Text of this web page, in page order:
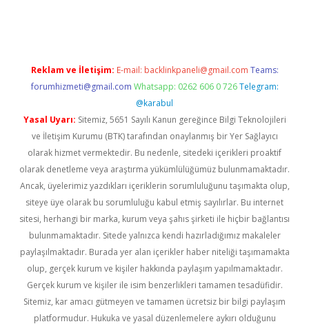
Reklam ve İletişim: E-mail: backlinkpaneli@gmail.com Teams:
forumhizmeti@gmail.com Whatsapp: 0262 606 0 726 Telegram:
@karabul
Yasal Uyarı: Sitemiz, 5651 Sayılı Kanun gereğince Bilgi Teknolojileri
ve İletişim Kurumu (BTK) tarafından onaylanmış bir Yer Sağlayıcı
olarak hizmet vermektedir. Bu nedenle, sitedeki içerikleri proaktif
olarak denetleme veya araştırma yükümlülüğümüz bulunmamaktadır.
Ancak, üyelerimiz yazdıkları içeriklerin sorumluluğunu taşımakta olup,
siteye üye olarak bu sorumluluğu kabul etmiş sayılırlar. Bu internet
sitesi, herhangi bir marka, kurum veya şahıs şirketi ile hiçbir bağlantısı
bulunmamaktadır. Sitede yalnızca kendi hazırladığımız makaleler
paylaşılmaktadır. Burada yer alan içerikler haber niteliği taşımamakta
olup, gerçek kurum ve kişiler hakkında paylaşım yapılmamaktadır.
Gerçek kurum ve kişiler ile isim benzerlikleri tamamen tesadüfidir.
Sitemiz, kar amacı gütmeyen ve tamamen ücretsiz bir bilgi paylaşım
platformudur. Hukuka ve yasal düzenlemelere aykırı olduğunu